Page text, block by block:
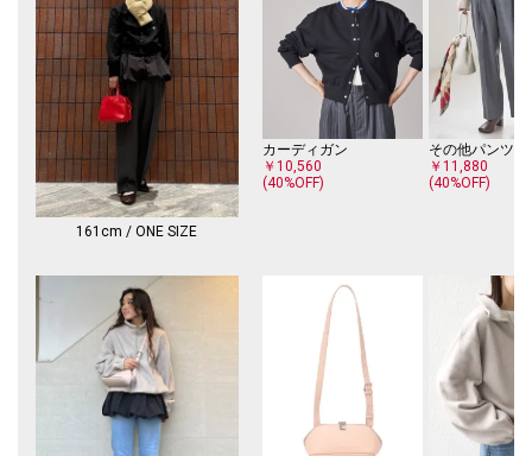
161cm / ONE SIZE
カーディガン
￥10,560
(40%OFF)
その他パンツ
￥11,880
(40%OFF)